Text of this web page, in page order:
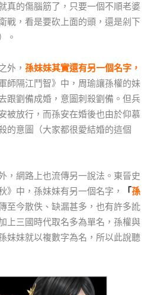
真的傷腦筋了，只要一個不順老婆
戰，看是要砍上面的頭，還是剁下
。
外， 孫妹妹其實還有另一個名字，
師隔江鬥智》中，周瑜讓孫權的妹
跟劉備成婚，意圖刺殺劉備。但兵
被放行，而孫安在婚後也由於仰慕
的意圖（大家都很愛結婚的這個
，網路上也流傳另一說法。東晉史
》中，孫妹妹有另一個名字，
「孫
至今散佚、缺漏甚多，也有許多訛
上三國時代取名多為單名，孫權與
妹妹就以複數字為名，所以此說聽